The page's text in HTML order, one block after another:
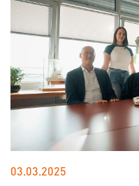
03.03.2025